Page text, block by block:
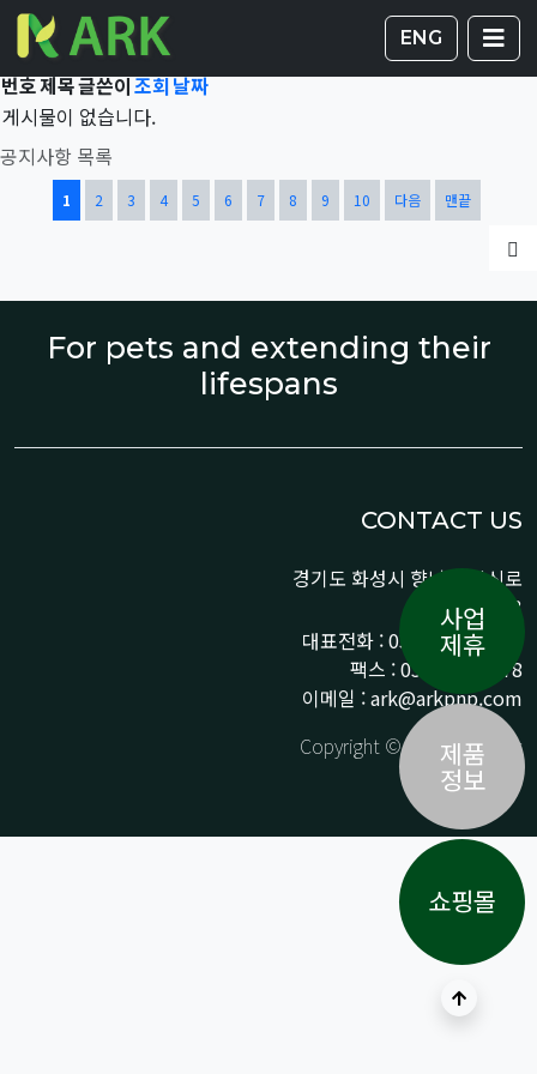
ENG
Total 42,316건1 페이지 게시판
공지사항 목록
번호제목글쓴이조회날짜
게시물이 없습니다.
열린
1 페이지
2
페이지3페이지4
페이지5페이지6
페이지7
페이지8
페이지9
페이지10
페이지 다음 맨끝
For pets and extending their
lifespans
CONTACT US
경기도 화성시 향남읍 상신로
290-13
대표전화 : 031-359-9776 /
팩스 : 031-359-9778
이메일 : ark@arkpnp.com
Copyright © ARK All Rights
Reserved.
상단으로
사업
제휴
제품
정보
쇼핑몰